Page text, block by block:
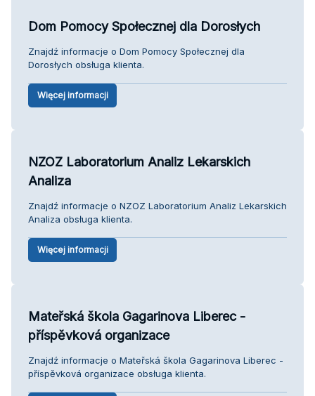
Dom Pomocy Społecznej dla Dorosłych
Znajdź informacje o Dom Pomocy Społecznej dla
Dorosłych obsługa klienta.
Więcej informacji
NZOZ Laboratorium Analiz Lekarskich
Analiza
Znajdź informacje o NZOZ Laboratorium Analiz Lekarskich
Analiza obsługa klienta.
Więcej informacji
Mateřská škola Gagarinova Liberec -
příspěvková organizace
Znajdź informacje o Mateřská škola Gagarinova Liberec -
příspěvková organizace obsługa klienta.